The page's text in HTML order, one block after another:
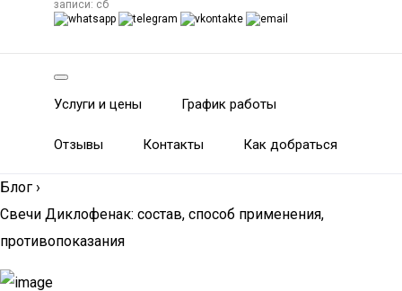
записи: сб
Услуги и цены График работы
Отзывы Контакты Как добраться
Блог ›
Свечи Диклофенак: состав, способ применения,
противопоказания